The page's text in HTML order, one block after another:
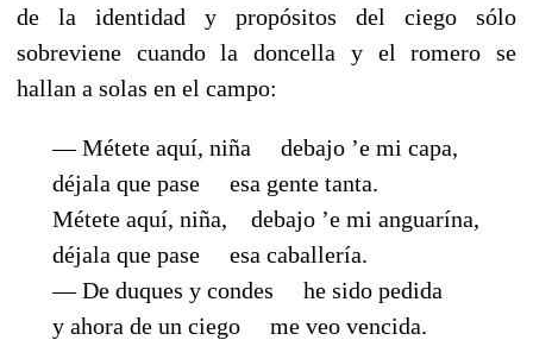
de la identidad y propósitos del ciego sólo
sobreviene cuando la doncella y el romero se
hallan a solas en el campo:
— Métete aquí, niña debajo ’e mi capa,
déjala que pase esa gente tanta.
Métete aquí, niña, debajo ’e mi anguarína,
déjala que pase esa caballería.
— De duques y condes
he sido pedida
y ahora de un ciego
me veo vencida.